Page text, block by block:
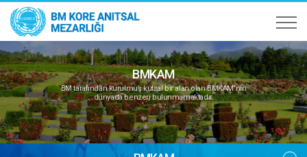
BMKAM
BM tarafından kurulmuş kutsal bir alan olan BMKAM’nin
dünyada benzeri bulunmamaktadır.